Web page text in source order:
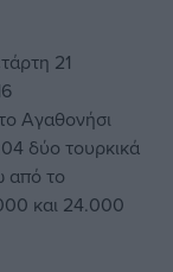
21
Αγαθονήσι
δύο τουρκικά
από το
και 24.000